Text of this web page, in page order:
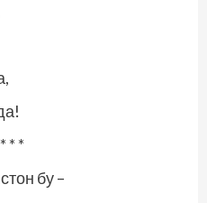
* * *
бу –